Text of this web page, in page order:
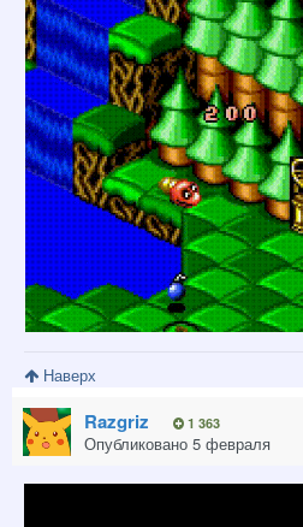
Наверх
Razgriz 1 363
Опубликовано 5 февраля